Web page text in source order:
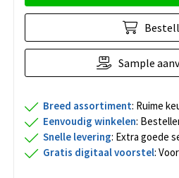
Sample
Breed assortiment: Ruime
Eenvoudig winkelen:
Snelle levering: Extra goede
Gratis digitaal voorstel: